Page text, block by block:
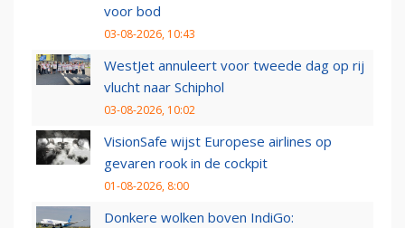
voor bod
03-08-2026, 10:43
WestJet annuleert voor tweede dag op rij
vlucht naar Schiphol
03-08-2026, 10:02
VisionSafe wijst Europese airlines op
gevaren rook in de cockpit
01-08-2026, 8:00
Donkere wolken boven IndiGo: